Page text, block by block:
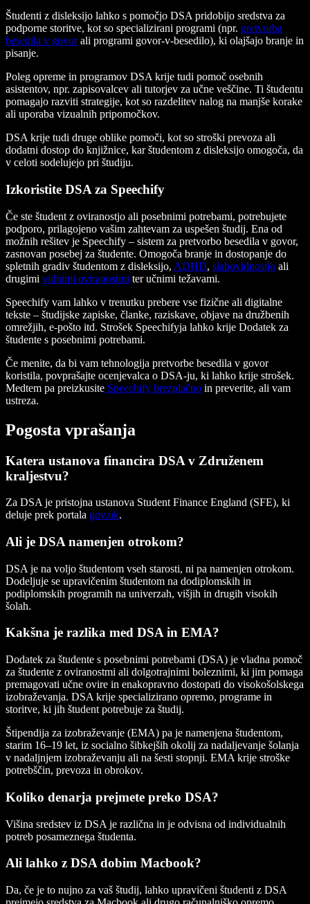
Študenti z disleksijo lahko s pomočjo DSA pridobijo sredstva za
podporne storitve, kot so specializirani programi (npr. pretvorba
besedila v govorali programi govor-v-besedilo), ki olajšajo branje in
pisanje.
Poleg opreme in programov DSA krije tudi pomoč osebnih
asistentov, npr. zapisovalcev ali tutorjev za učne veščine. Ti študentu
pomagajo razviti strategije, kot so razdelitev nalog na manjše korake
ali uporaba vizualnih pripomočkov.
DSA krije tudi druge oblike pomoči, kot so stroški prevoza ali
dodatni dostop do knjižnice, kar študentom z disleksijo omogoča, da
v celoti sodelujejo pri študiju.
Izkoristite DSA za Speechify
Če ste študent z oviranostjo ali posebnimi potrebami, potrebujete
podporo, prilagojeno vašim zahtevam za uspešen študij. Ena od
možnih rešitev je Speechify – sistem za pretvorbo besedila v govor,
zasnovan posebej za študente. Omogoča branje in dostopanje do
spletnih gradiv študentom z disleksijo, ADHD, slabovidnostjo ali
drugimi vidnimi oviranostmi ter učnimi težavami.
Speechify vam lahko v trenutku prebere vse fizične ali digitalne
tekste – študijske zapiske, članke, raziskave, objave na družbenih
omrežjih, e-pošto itd. Strošek Speechifyja lahko krije Dodatek za
študente s posebnimi potrebami.
Če menite, da bi vam tehnologija pretvorbe besedila v govor
koristila, povprašajte ocenjevalca o DSA-ju, ki lahko krije strošek.
Medtem pa preizkusite Speechify brezplačno in preverite, ali vam
ustreza.
Pogosta vprašanja
Katera ustanova financira DSA v Združenem
kraljestvu?
Za DSA je pristojna ustanova Student Finance England (SFE), ki
deluje prek portala gov.uk.
Ali je DSA namenjen otrokom?
DSA je na voljo študentom vseh starosti, ni pa namenjen otrokom.
Dodeljuje se upravičenim študentom na dodiplomskih in
podiplomskih programih na univerzah, višjih in drugih visokih
šolah.
Kakšna je razlika med DSA in EMA?
Dodatek za študente s posebnimi potrebami (DSA) je vladna pomoč
za študente z oviranostmi ali dolgotrajnimi boleznimi, ki jim pomaga
premagovati učne ovire in enakopravno dostopati do visokošolskega
izobraževanja. DSA krije specializirano opremo, programe in
storitve, ki jih študent potrebuje za študij.
Štipendija za izobraževanje (EMA) pa je namenjena študentom,
starim 16–19 let, iz socialno šibkejših okolij za nadaljevanje šolanja
v nadaljnjem izobraževanju ali na šesti stopnji. EMA krije stroške
potrebščin, prevoza in obrokov.
Koliko denarja prejmete preko DSA?
Višina sredstev iz DSA je različna in je odvisna od individualnih
potreb posameznega študenta.
Ali lahko z DSA dobim Macbook?
Da, če je to nujno za vaš študij, lahko upravičeni študenti z DSA